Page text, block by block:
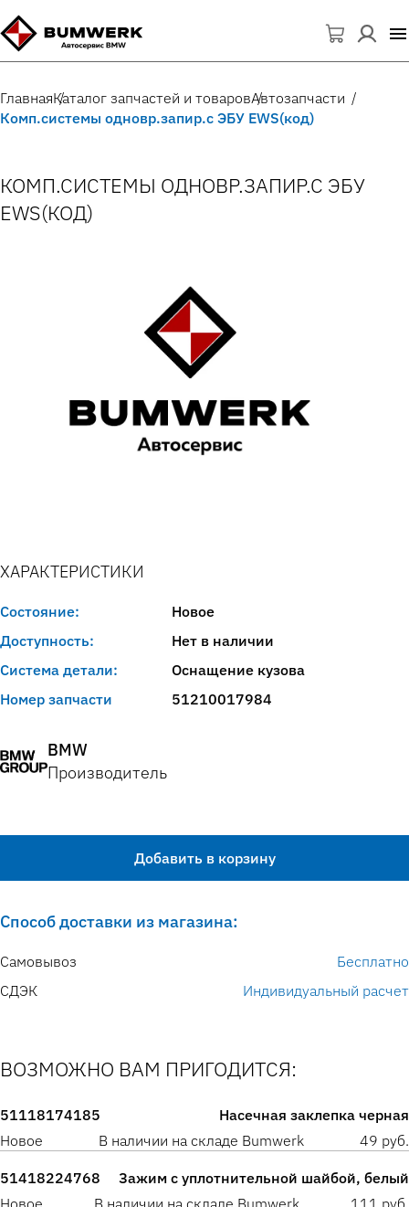
ГлавнаяКаталог запчастей и товаровАвтозапчасти
Комп.системы одновр.запир.с ЭБУ EWS(код)
КОМП.СИСТЕМЫ ОДНОВР.ЗАПИР.С ЭБУ
EWS(КОД)
ХАРАКТЕРИСТИКИ
Состояние:
Новое
Доступность:
Нет в наличии
Система детали:
Оснащение кузова
Номер запчасти
51210017984
BMW
Производитель
Добавить в корзину
Способ доставки из магазина:
Самовывоз
Бесплатно
СДЭК
Индивидуальный расчет
ВОЗМОЖНО ВАМ ПРИГОДИТСЯ:
51118174185
Насечная заклепка черная
Новое
В наличии на складе Bumwerk 49 руб.
51418224768
Зажим с уплотнительной шайбой, белый